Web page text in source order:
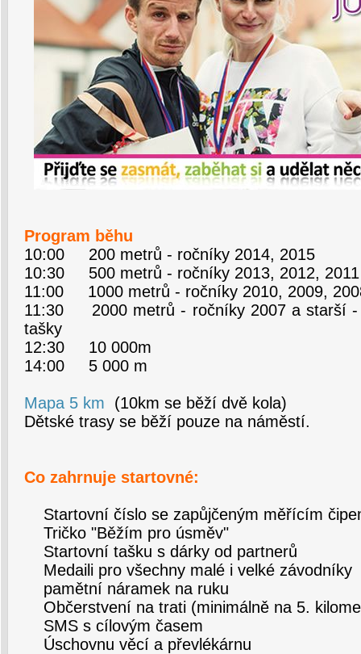
Program běhu
10:00 200 metrů - ročníky 2014, 2015
10:30 500 metrů - ročníky 2013, 2012, 2011
11:00 1000 metrů - ročníky 2010, 2009,
11:30 2000 metrů - ročníky 2007 a starší -
tašky
12:30 10 000m
14:00 5 000 m
Mapa 5 km (10km se běží dvě kola)
Dětské trasy se běží pouze na náměstí.
Co zahrnuje startovné:
Startovní číslo se zapůjčeným měřícím
Tričko "Běžím pro úsměv"
Startovní tašku s dárky od partnerů
Medaili pro všechny malé i velké závodníky
pamětní náramek na ruku
Občerstvení na trati (minimálně na 5.
SMS s cílovým časem
Úschovnu věcí a převlékárnu